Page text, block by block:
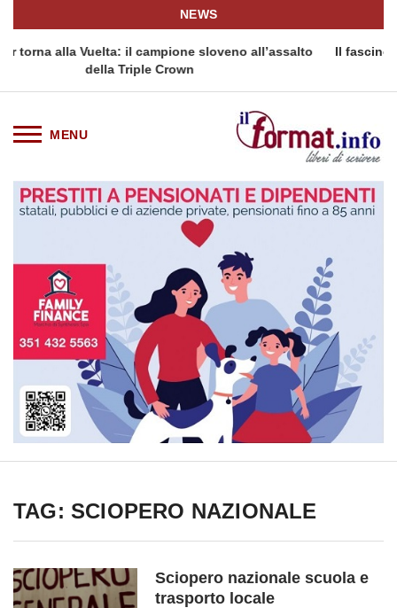
NEWS
sloveno all’assalto
Il fascino intramontabile del Dress
TAG: SCIOPERO NAZIONALE
Sciopero nazionale scuola e
trasporto locale